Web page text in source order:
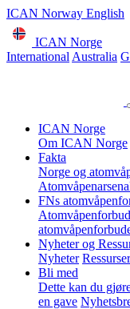
ICAN Norway English
ICAN Norge
International Australia
ICAN Norge
Om ICAN Norge
Fakta
Norge og
FNs
Nyheter og
Nyheter Ressurser
Bli med
Dette kan du
en gave